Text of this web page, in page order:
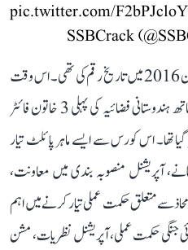
pic.twitter.com/
اسکواڈرن لیڈر بھاؤنا کنٹھ نے پہلی بار جون 2016 میں تاریخ رقم کی تھی۔ اس وقت
انہیں اونی چترویدی اور موہنا سنگھ کے ساتھ ہندوستانی فضائیہ کی پہلی 3 خاتون فائٹر
تھا۔ اس کورس سے ایسے ماہر پائلٹ تیار
آپریشنل منصوبہ بندی میں معاونت،
سے متعلق حکمت عملی تیار کرنے میں اہم
جنگی حکمت عملی، آپریشنل نظریات، مشن